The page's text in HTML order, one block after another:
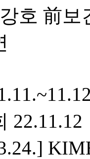
호 前
22.11.12